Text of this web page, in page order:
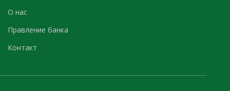
О нас
Правление банка
Контакт